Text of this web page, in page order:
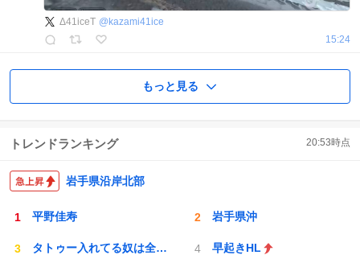
Δ41iceT @ kazami41ice
15:24
もっと見る
トレンドランキング 20:53時点
岩手県沿岸北部
平野佳寿 岩手県沖
タトゥー入れてる奴は全員バカです 早起きHL